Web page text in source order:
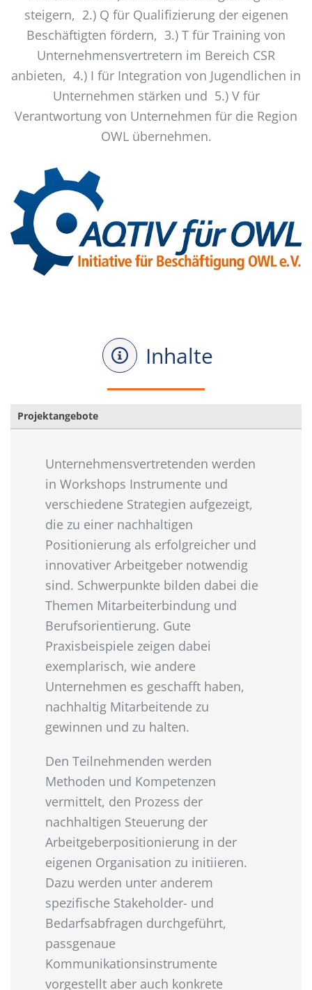
steigern, 2.) Q für Qualifizierung der eigenen
Beschäftigten fördern, 3.) T für Training von
Unternehmensvertretern im Bereich CSR
anbieten, 4.) I für Integration von Jugendlichen in
Unternehmen stärken und 5.) V für
Verantwortung von Unternehmen für die Region
OWL übernehmen.
Inhalte
Projektangebote
Unternehmensvertretenden werden
in Workshops Instrumente und
verschiedene Strategien aufgezeigt,
die zu einer nachhaltigen
Positionierung als erfolgreicher und
innovativer Arbeitgeber notwendig
sind. Schwerpunkte bilden dabei die
Themen Mitarbeiterbindung und
Berufsorientierung. Gute
Praxisbeispiele zeigen dabei
exemplarisch, wie andere
Unternehmen es geschafft haben,
nachhaltig Mitarbeitende zu
gewinnen und zu halten.
Den Teilnehmenden werden
Methoden und Kompetenzen
vermittelt, den Prozess der
nachhaltigen Steuerung der
Arbeitgeberpositionierung in der
eigenen Organisation zu initiieren.
Dazu werden unter anderem
spezifische Stakeholder- und
Bedarfsabfragen durchgeführt,
passgenaue
Kommunikationsinstrumente
vorgestellt aber auch konkrete